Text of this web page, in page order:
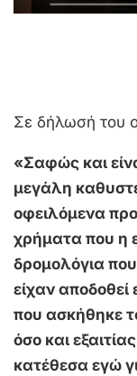
Σε δήλωσή του
«Σαφώς και
μεγάλη
οφειλόμενα
χρήματα που η
δρομολόγια που
είχαν αποδοθεί
που ασκήθηκε
όσο και
κατέθεσα εγώ